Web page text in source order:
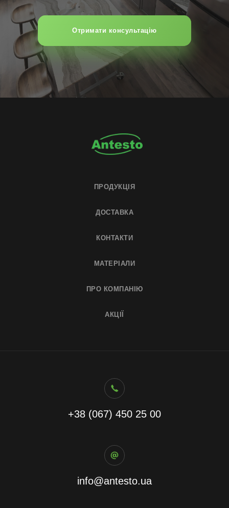
Отримати консультацію
info@antesto.ua
+38 (067) 450 25 00
ПРОДУКЦІЯ
МАТЕРІАЛИ
АКЦІЇ
ДОСТАВКА
ПРО КОМПАНІЮ
КОНТАКТИ